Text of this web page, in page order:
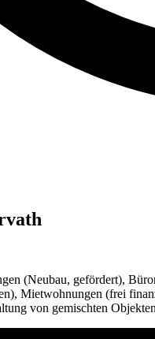
(Neubau, gefördert),
Mietwohnungen (frei
von gemischten